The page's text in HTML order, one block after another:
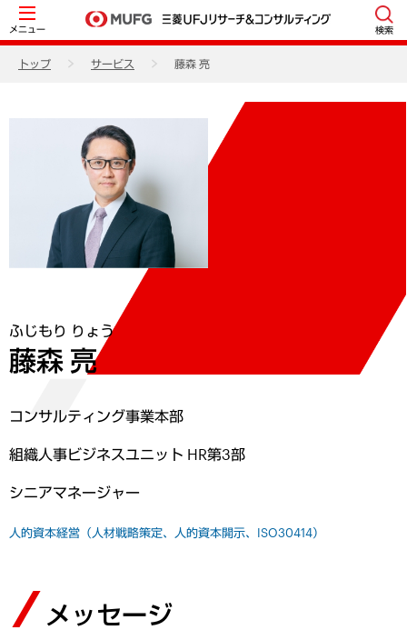
メニュー 検索
トップ サービス 藤森 亮
ふじもり りょう
藤森 亮
コンサルティング事業本部
組織人事ビジネスユニット HR第3部
シニアマネージャー
人的資本経営（人材戦略策定、人的資本開示、ISO30414）
メッセージ